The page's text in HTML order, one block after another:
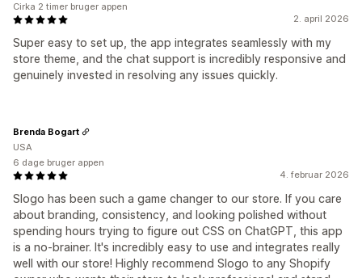
2. april 2026
Super easy to set up, the app integrates seamlessly with my
store theme, and the chat support is incredibly responsive and
genuinely invested in resolving any issues quickly.
Cirka 2 timer bruger appen
4. februar 2026
Slogo has been such a game changer to our store. If you care
about branding, consistency, and looking polished without
spending hours trying to figure out CSS on ChatGPT, this app
is a no-brainer. It's incredibly easy to use and integrates really
well with our store! Highly recommend Slogo to any Shopify
Brenda Bogart
USA
6 dage bruger appen